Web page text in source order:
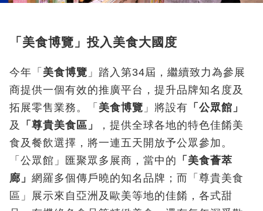
「美食博覽」投入美食大國度
今年「 美食博覽 」踏入第34屆，繼續致力為參展
商提供一個有效的推廣平台，提升品牌知名度及
拓展零售業務。「 美食博覽 」 將設有 「公眾館」
及
「尊貴美食區」
，提供全球各地的特色佳餚美
食及餐飲選擇，將一連五天開放予公眾參加。
「公眾館」匯聚眾多展商，當中的 「美食薈萃
廊」 網羅多個傳戶曉的知名品牌；而「尊貴美食
區」展示來自亞洲及歐美等地的佳餚，各式甜